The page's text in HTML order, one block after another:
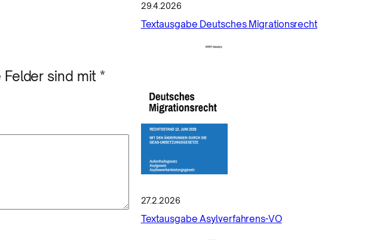
sind mit *
29.4.2026
Textausgabe Deutsches Migrationsrecht
27.2.2026
Textausgabe Asylverfahrens-VO